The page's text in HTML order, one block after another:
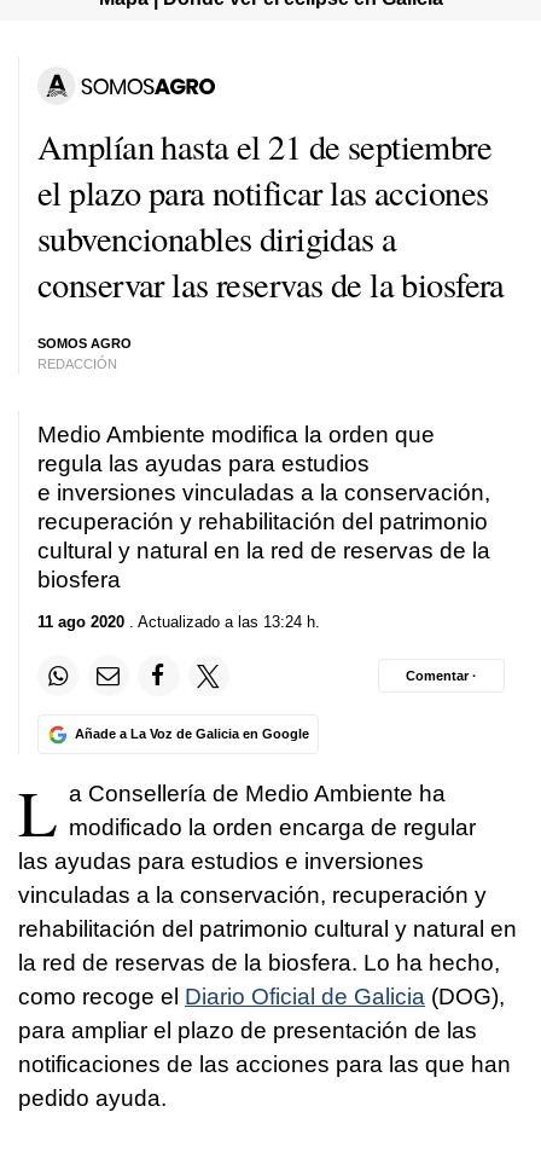
Amplían hasta el 21 de septiembre
el plazo para notificar las acciones
subvencionables dirigidas a
conservar las reservas de la biosfera
SOMOS AGRO
REDACCIÓN
Medio Ambiente modifica la orden que
regula las ayudas para estudios
e inversiones vinculadas a la conservación,
recuperación y rehabilitación del patrimonio
cultural y natural en la red de reservas de la
biosfera
11 ago 2020 . Actualizado a las 13:24 h.
Añade a La Voz de Galicia en Google
Comentar ·
L a Consellería de Medio Ambiente ha
modificado la orden encarga de regular
las ayudas para estudios e inversiones
vinculadas a la conservación, recuperación y
rehabilitación del patrimonio cultural y natural en
la red de reservas de la biosfera. Lo ha hecho,
como recoge el Diario Oficial de Galicia (DOG),
para ampliar el plazo de presentación de las
notificaciones de las acciones para las que han
pedido ayuda.